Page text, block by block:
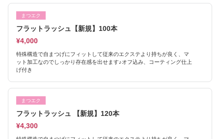
まつエク
フラットラッシュ【新規】100本
¥4,000
特殊構造で自まつげにフィットして従来のエクステより持ちが良く、マ
ット加工なのでしっかり存在感を出せます♪オフ込み、コーティング仕上
げ付き
まつエク
フラットラッシュ 【新規】120本
¥4,300